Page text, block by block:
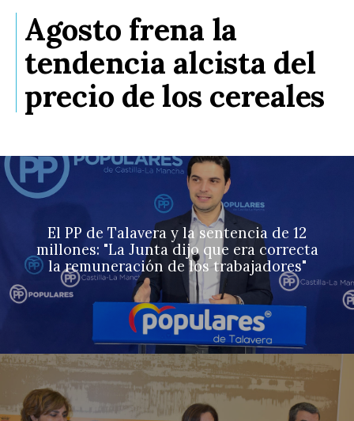
Agosto frena la
tendencia alcista del
precio de los cereales
El PP de Talavera y la sentencia de 12
millones: "La Junta dijo que era correcta
la remuneración de los trabajadores"